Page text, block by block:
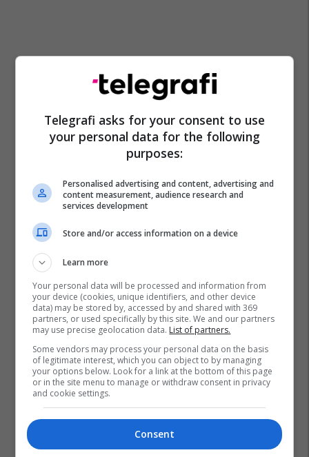
Telegrafi asks for your consent to use
your personal data for the following
purposes:
Personalised advertising and content, advertising and
content measurement, audience research and
services development
Store and/or access information on a device
Learn more
Your personal data will be processed and information from
your device (cookies, unique identifiers, and other device
data) may be stored by, accessed by and shared with 369
partners, or used specifically by this site. We and our partners
may use precise geolocation data. List of partners.
Some vendors may process your personal data on the basis
of legitimate interest, which you can object to by managing
your options below. Look for a link at the bottom of this page
or in the site menu to manage or withdraw consent in privacy
and cookie settings.
Consent